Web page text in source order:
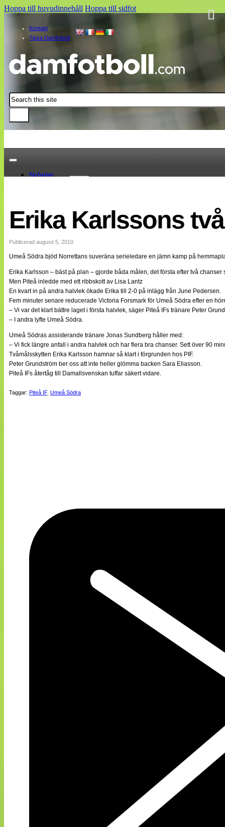
Hoppa till huvudinnehåll Hoppa till sidfot
Kontakt
Tipsa Damfotboll
Sök
Nyheter
Landslaget
EM 2013
Internationellt
Bildreportage
Bloggar
Lagen
Webb-TV
Cuper
Medlemsbilder
Till klubbkassan
NÄTverket
Split vision
Om oss
Kontakt
Erika Karlssons
Publicerad augusti 5, 2010
Umeå Södra bjöd Norrettans suveräna serieledare en jämn kamp på
Erika Karlsson – bäst på plan – gjorde båda målen, det första efter två
Men Piteå inledde med ett ribbskott av Lisa Lantz
En kvart in på andra halvlek ökade Erika till 2-0 på inlägg från June Pedersen.
Fem minuter senare reducerade Victoria Forsmark för Umeå Södra efter en
– Vi var det klart bättre laget i första halvlek, säger Piteå IFs tränare Peter
– I andra lyfte Umeå Södra.
Umeå Södras assisterande tränare Jonas Sundberg håller med:
– Vi fick längre anfall i andra halvlek och har flera bra chanser. Sett över 90
Tvåmålsskytten Erika Karlsson hamnar så klart i förgrunden hos PIF.
Peter Grundström ber oss att inte heller glömma backen Sara Eliasson.
Piteå IFs återtåg till Damallsvenskan tuffar säkert vidare.
Taggar: Piteå IF, Umeå Södra